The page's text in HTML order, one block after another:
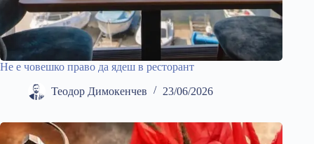
Не е човешко право да ядеш в ресторант
Теодор Димокенчев 23/06/2026